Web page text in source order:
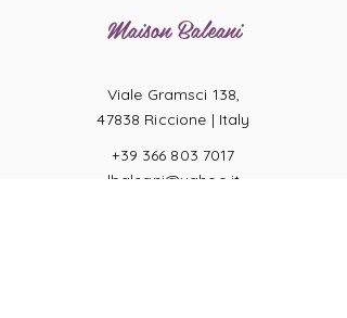
Maison Baleani
Viale Gramsci 138,
47838 Riccione | Italy
+39 366 803 7017
lbaleani@yahoo.it